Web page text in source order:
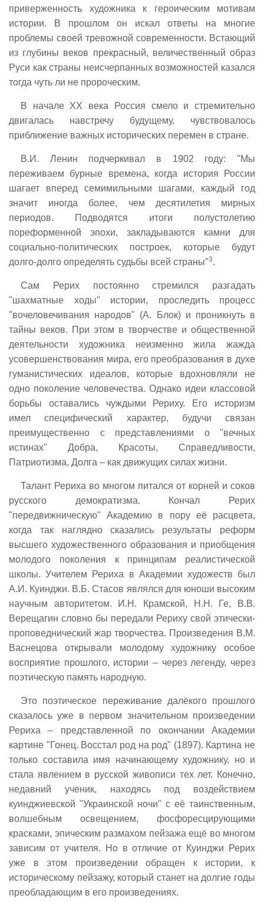
приверженность художника к героическим мотивам
истории. В прошлом он искал ответы на многие
проблемы своей тревожной современности. Встающий
из глубины веков прекрасный, величественный образ
Руси как страны неисчерпанных возможностей казался
тогда чуть ли не пророческим.
В начале XX века Россия смело и стремительно
двигалась навстречу будущему, чувствовалось
приближение важных исторических перемен в стране.
В.И. Ленин подчеркивал в 1902 году: "Мы
переживаем бурные времена, когда история России
шагает вперед семимильными шагами, каждый год
значит иногда более, чем десятилетия мирных
периодов. Подводятся итоги полустолетию
пореформенной эпохи, закладываются камни для
социально-политических построек, которые будут
долго-долго определять судьбы всей страны"3.
Сам Рерих постоянно стремился разгадать
"шахматные ходы" истории, проследить процесс
"вочеловечивания народов" (А. Блок) и проникнуть в
тайны веков. При этом в творчестве и общественной
деятельности художника неизменно жила жажда
усовершенствования мира, его преобразования в духе
гуманистических идеалов, которые вдохновляли не
одно поколение человечества. Однако идеи классовой
борьбы оставались чуждыми Рериху. Его историзм
имел специфический характер, будучи связан
преимущественно с представлениями о "вечных
истинах" Добра, Красоты, Справедливости,
Патриотизма, Долга – как движущих силах жизни.
Талант Рериха во многом питался от корней и соков
русского демократизма. Кончал Рерих
"передвижническую" Академию в пору её расцвета,
когда так наглядно сказались результаты реформ
высшего художественного образования и приобщения
молодого поколения к принципам реалистической
школы. Учителем Рериха в Академии художеств был
А.И. Куинджи. В.Б. Стасов являлся для юноши высоким
научным авторитетом. И.Н. Крамской, Н.Н. Ге, В.В.
Верещагин словно бы передали Рериху свой этически-
проповеднический жар творчества. Произведения В.М.
Васнецова открывали молодому художнику особое
восприятие прошлого, истории – через легенду, через
поэтическую память народную.
Это поэтическое переживание далёкого прошлого
сказалось уже в первом значительном произведении
Рериха – представленной по окончании Академии
картине "Гонец. Восстал род на род" (1897). Картина не
только составила имя начинающему художнику, но и
стала явлением в русской живописи тех лет. Конечно,
недавний ученик, находясь под воздействием
куинджиевской "Украинской ночи" с её таинственным,
волшебным освещением, фосфоресцирующими
красками, эпическим размахом пейзажа ещё во многом
зависим от учителя. Но в отличие от Куинджи Рерих
уже в этом произведении обращен к истории, к
историческому пейзажу, который станет на долгие годы
преобладающим в его произведениях.